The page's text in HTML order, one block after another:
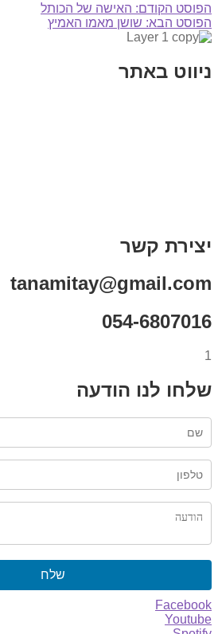
הפוסט הקודם: האישה של הכותל
הפוסט הבא: שושן מאמו האמיץ
ניווט באתר
יצירת קשר
tanamitay@gmail.com
054-6807016
1
שלחו לנו הודעה
שלח
Facebook
Youtube